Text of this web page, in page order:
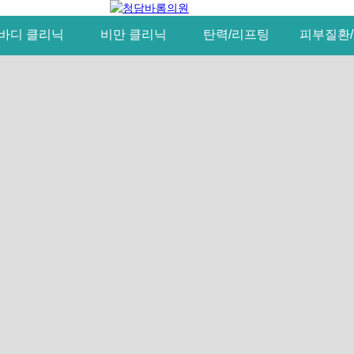
디 클리닉 비만 클리닉 탄력/리프팅 피부질환